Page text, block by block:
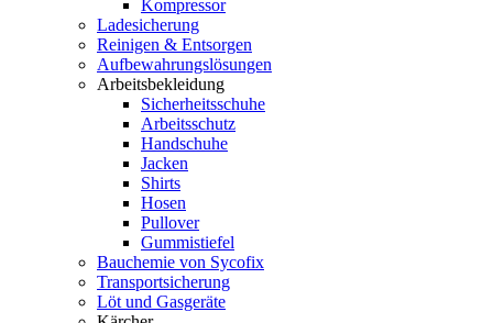
Kompressor
Ladesicherung
Reinigen & Entsorgen
Aufbewahrungslösungen
Arbeitsbekleidung
Sicherheitsschuhe
Arbeitsschutz
Handschuhe
Jacken
Shirts
Hosen
Pullover
Gummistiefel
Bauchemie von Sycofix
Transportsicherung
Löt und Gasgeräte